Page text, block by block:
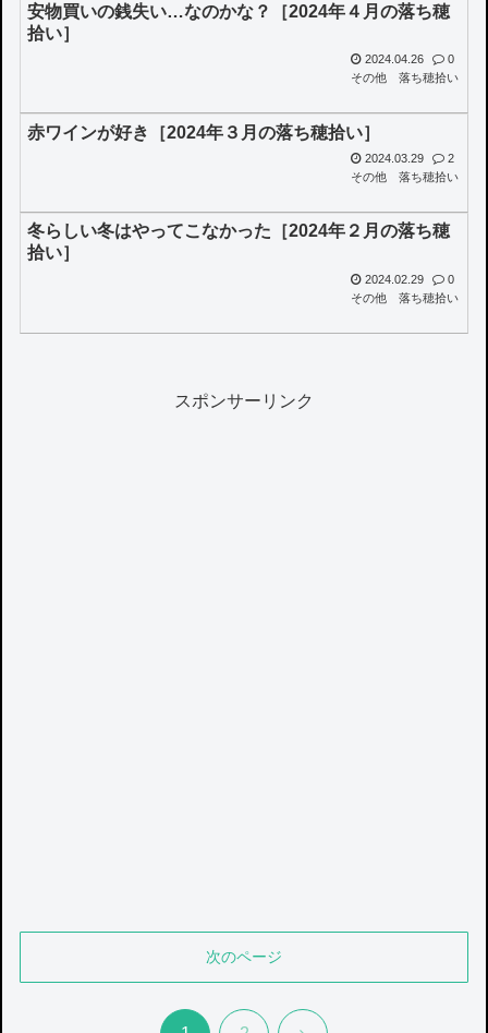
安物買いの銭失い…なのかな？［2024年４月の落ち穂
拾い］
2024.04.26
0
その他
落ち穂拾い
赤ワインが好き［2024年３月の落ち穂拾い］
2024.03.29
2
その他
落ち穂拾い
冬らしい冬はやってこなかった［2024年２月の落ち穂
拾い］
2024.02.29
0
その他
落ち穂拾い
スポンサーリンク
次のページ